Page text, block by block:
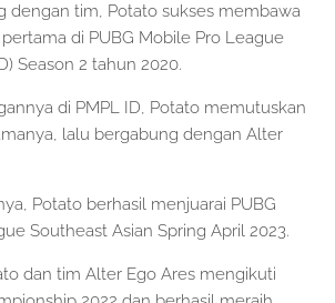
dengan tim, Potato sukses membawa
di PUBG Mobile Pro League
Season 2 tahun 2020.
di PMPL ID, Potato memutuskan
lalu bergabung dengan Alter
Potato berhasil menjuarai PUBG
Southeast Asian Spring April 2023.
dan tim Alter Ego Ares mengikuti